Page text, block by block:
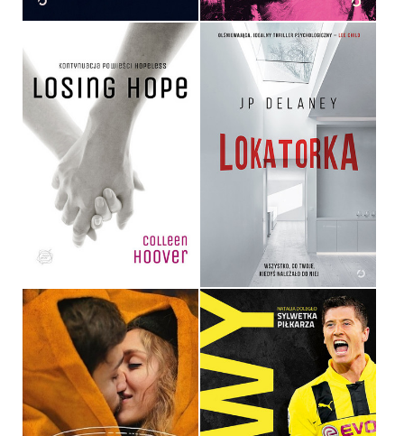
LOSING HOPE
COLLEEN HOOVER
OPRAWA MIĘKKA
34,90 ZŁ
LOKATORKA
JP DELANEY
36,90 ZŁ
LINIA SERC LEWY